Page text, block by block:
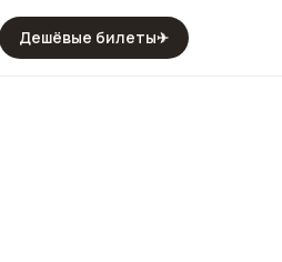
Дешёвые билеты✈